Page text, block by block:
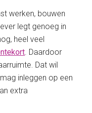
werken, bouwen
legt genoeg in
heel veel
. Daardoor
Dat wil
inleggen op een
extra